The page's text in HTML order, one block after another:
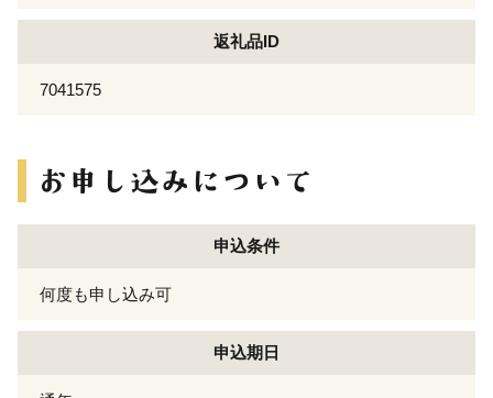
返礼品ID
7041575
申込条件
何度も申し込み可
申込期日